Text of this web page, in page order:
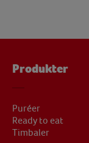
Produkter
Puréer
Ready to eat
Timbaler